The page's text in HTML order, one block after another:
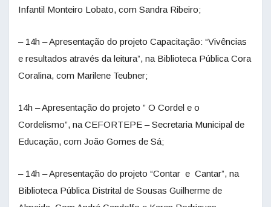
Infantil Monteiro Lobato, com Sandra Ribeiro;
– 14h – Apresentação do projeto Capacitação: “Vivências
e resultados através da leitura”, na Biblioteca Pública Cora
Coralina, com Marilene Teubner;
14h – Apresentação do projeto ” O Cordel e o
Cordelismo”, na CEFORTEPE – Secretaria Municipal de
Educação, com João Gomes de Sá;
– 14h – Apresentação do projeto “Contar e Cantar”, na
Biblioteca Pública Distrital de Sousas Guilherme de